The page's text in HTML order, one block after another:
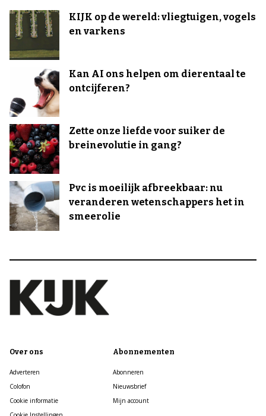
KIJK op de wereld: vliegtuigen, vogels
en varkens
Kan AI ons helpen om dierentaal te
ontcijferen?
Zette onze liefde voor suiker de
breinevolutie in gang?
Pvc is moeilijk afbreekbaar: nu
veranderen wetenschappers het in
smeerolie
Over ons
Adverteren
Colofon
Cookie informatie
Abonnementen
Abonneren
Nieuwsbrief
Mijn account